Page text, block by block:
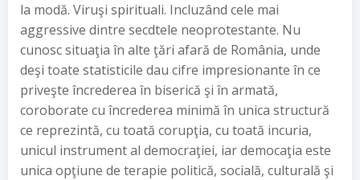
la modă. Viruşi spirituali. Incluzând cele mai
aggressive dintre secdtele neoprotestante. Nu
cunosc situaţia în alte ţări afară de România, unde
deşi toate statisticile dau cifre impresionante în ce
priveşte încrederea în biserică şi în armată,
coroborate cu încrederea minimă în unica structură
ce reprezintă, cu toată corupţia, cu toată incuria,
unicul instrument al democraţiei, iar democaţia este
unica opţiune de terapie politică, socială, culturală şi